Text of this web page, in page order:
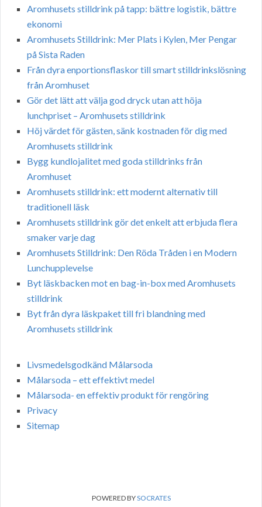
Aromhusets stilldrink på tapp: bättre logistik, bättre
ekonomi
Aromhusets Stilldrink: Mer Plats i Kylen, Mer Pengar
på Sista Raden
Från dyra enportionsflaskor till smart stilldrinkslösning
från Aromhuset
Gör det lätt att välja god dryck utan att höja
lunchpriset – Aromhusets stilldrink
Höj värdet för gästen, sänk kostnaden för dig med
Aromhusets stilldrink
Bygg kundlojalitet med goda stilldrinks från
Aromhuset
Aromhusets stilldrink: ett modernt alternativ till
traditionell läsk
Aromhusets stilldrink gör det enkelt att erbjuda flera
smaker varje dag
Aromhusets Stilldrink: Den Röda Tråden i en Modern
Lunchupplevelse
Byt läskbacken mot en bag-in-box med Aromhusets
stilldrink
Byt från dyra läskpaket till fri blandning med
Aromhusets stilldrink
Livsmedelsgodkänd Målarsoda
Målarsoda – ett effektivt medel
Målarsoda- en effektiv produkt för rengöring
Privacy
Sitemap
POWERED BYSOCRATES